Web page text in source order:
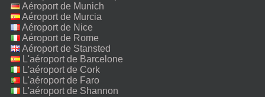
Aéroport de Munich
Aéroport de Murcia
Aéroport de Nice
Aéroport de Rome
Fiumicino
Aéroport de Stansted
L'aéroport de Barcelone
L'aéroport de Cork
L'aéroport de Faro
L'aéroport de Shannon